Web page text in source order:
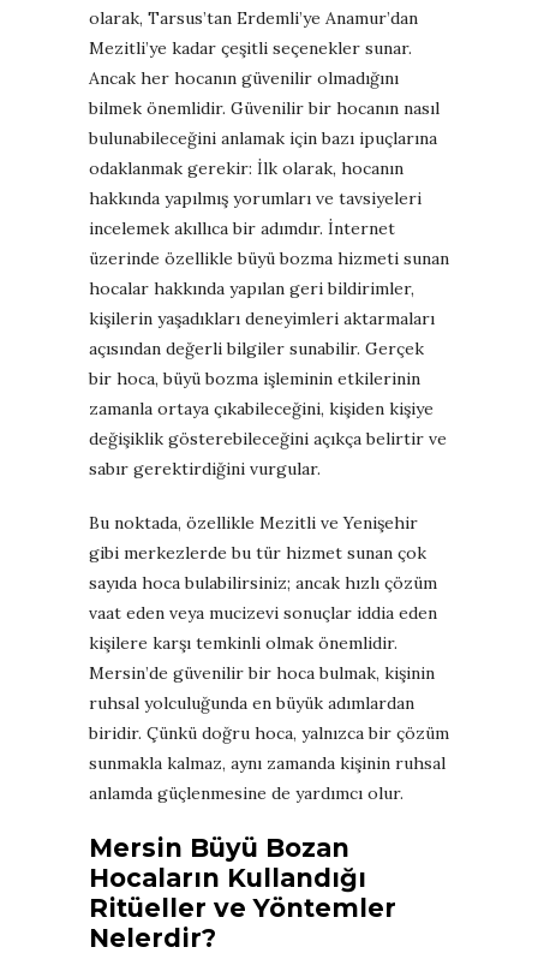
olarak, Tarsus’tan Erdemli’ye Anamur’dan
Mezitli’ye kadar çeşitli seçenekler sunar.
Ancak her hocanın güvenilir olmadığını
bilmek önemlidir. Güvenilir bir hocanın nasıl
bulunabileceğini anlamak için bazı ipuçlarına
odaklanmak gerekir: İlk olarak, hocanın
hakkında yapılmış yorumları ve tavsiyeleri
incelemek akıllıca bir adımdır. İnternet
üzerinde özellikle büyü bozma hizmeti sunan
hocalar hakkında yapılan geri bildirimler,
kişilerin yaşadıkları deneyimleri aktarmaları
açısından değerli bilgiler sunabilir. Gerçek
bir hoca, büyü bozma işleminin etkilerinin
zamanla ortaya çıkabileceğini, kişiden kişiye
değişiklik gösterebileceğini açıkça belirtir ve
sabır gerektirdiğini vurgular.
Bu noktada, özellikle Mezitli ve Yenişehir
gibi merkezlerde bu tür hizmet sunan çok
sayıda hoca bulabilirsiniz; ancak hızlı çözüm
vaat eden veya mucizevi sonuçlar iddia eden
kişilere karşı temkinli olmak önemlidir.
Mersin’de güvenilir bir hoca bulmak, kişinin
ruhsal yolculuğunda en büyük adımlardan
biridir. Çünkü doğru hoca, yalnızca bir çözüm
sunmakla kalmaz, aynı zamanda kişinin ruhsal
anlamda güçlenmesine de yardımcı olur.
Mersin Büyü Bozan
Hocaların Kullandığı
Ritüeller ve Yöntemler
Nelerdir?